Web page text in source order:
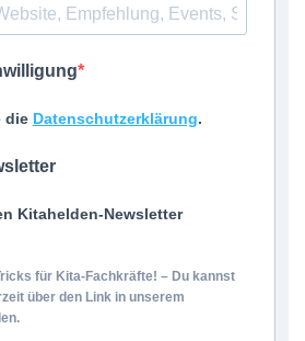
die Datenschutzerklärung.
Kitahelden-Newsletter
für Kita-Fachkräfte! – Du kannst
über den Link in unserem